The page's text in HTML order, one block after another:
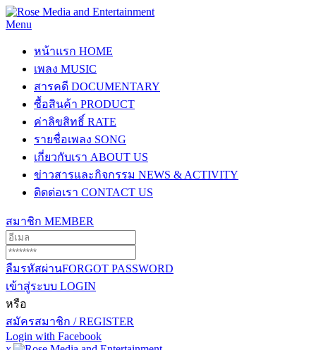
Menu
หน้าแรก HOME
เพลง MUSIC
สารคดี DOCUMENTARY
ซื้อสินค้า PRODUCT
ค่าลิขสิทธิ์ RATE
รายชื่อเพลง SONG
เกี่ยวกับเรา ABOUT US
ข่าวสารและกิจกรรม NEWS & ACTIVITY
ติดต่อเรา CONTACT US
สมาชิก MEMBER
ลืมรหัสผ่านFORGOT PASSWORD
เข้าสู่ระบบ LOGIN
หรือ
สมัครสมาชิก / REGISTER
Login with Facebook